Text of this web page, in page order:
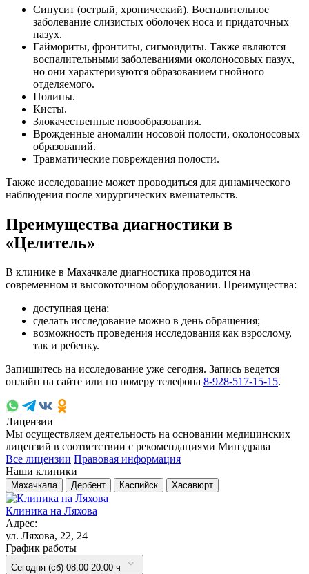
Синусит (острый, хронический). Воспалительное
заболевание слизистых оболочек носа и придаточных
пазух.
Гаймориты, фронтиты, сигмоидиты. Также являются
воспалительными заболеваниями околоносовых пазух,
но они характеризуются образованием гнойного
отделяемого.
Полипы.
Кисты.
Злокачественные новообразования.
Врожденные аномалии носовой полости, околоносовых
образований.
Травматические повреждения полости.
Также исследование может проводиться для динамического
наблюдения после хирургических вмешательств.
Преимущества диагностики в
«Целитель»
В клинике в Махачкале диагностика проводится на
современном и высокоточном оборудовании. Преимущества:
доступная цена;
сделать исследование можно в день обращения;
возможность проведения исследования как взрослому,
так и ребенку.
Запишитесь на исследование уже сегодня. Запись ведется
онлайн на сайте или по номеру телефона 8-928-517-15-15.
Лицензии
Мы осуществляем деятельность на основании медицинских
лицензий в соответствии с рекомендациями Минздрава
Все лицензии Правовая информация
Наши клиники
Махачкала Дербент Каспийск Хасавюрт
Клиника на Ляхова
Адрес:
ул. Ляхова, 22, 24
График работы
Сегодня (сб) 08:00-20:00 ч